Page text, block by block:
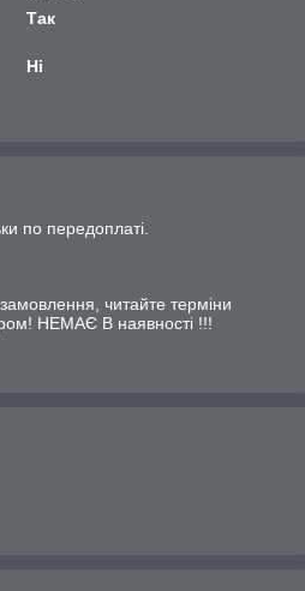
Так
Ні
по передоплаті.
читайте терміни
НЕМАЄ В наявності !!!